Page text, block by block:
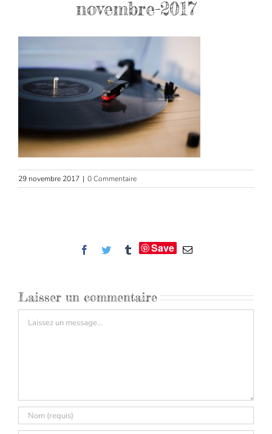
novembre-2017
29 novembre 2017 | 0 Commentaire
Facebook
Twitter TumblrSave Email
Laisser un commentaire